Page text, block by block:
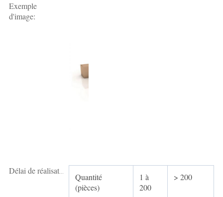
Exemple
d'image:
Délai de réalisation:
Quantité
(pièces)
1 à
200
> 200